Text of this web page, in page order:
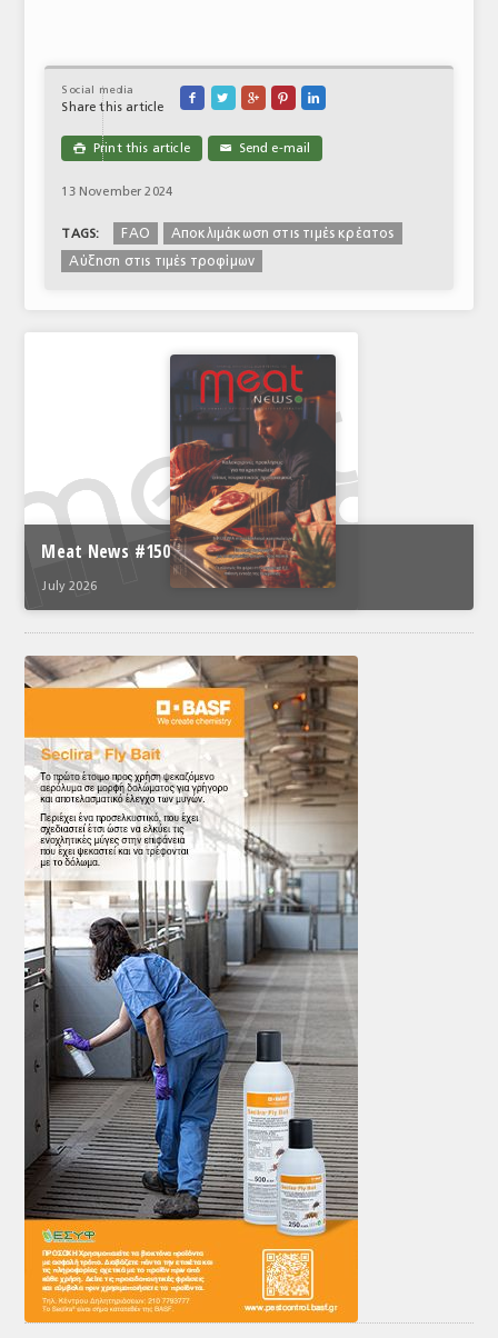
Social media
Share this article
    
 Print this article ✉ Send e-mail
13 November 2024
TAGS: FAO
Αποκλιμάκωση στις τιμές κρέατος
Αύξηση στις τιμές τροφίμων
Meat News #150
July 2026